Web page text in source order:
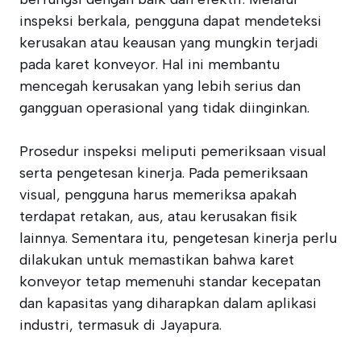
inspeksi berkala, pengguna dapat mendeteksi
kerusakan atau keausan yang mungkin terjadi
pada karet konveyor. Hal ini membantu
mencegah kerusakan yang lebih serius dan
gangguan operasional yang tidak diinginkan.
Prosedur inspeksi meliputi pemeriksaan visual
serta pengetesan kinerja. Pada pemeriksaan
visual, pengguna harus memeriksa apakah
terdapat retakan, aus, atau kerusakan fisik
lainnya. Sementara itu, pengetesan kinerja perlu
dilakukan untuk memastikan bahwa karet
konveyor tetap memenuhi standar kecepatan
dan kapasitas yang diharapkan dalam aplikasi
industri, termasuk di Jayapura.